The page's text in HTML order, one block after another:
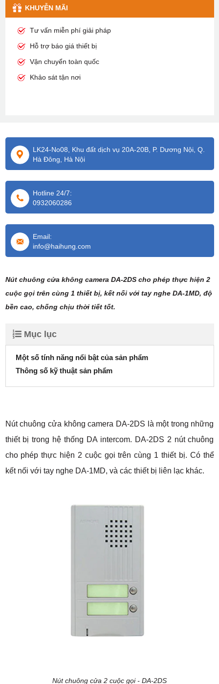
KHUYỄN MÃI
Tư vấn miễn phí giải pháp
Hỗ trợ báo giá thiết bị
Vận chuyển toàn quốc
Khảo sát tận nơi
LK24-No08, Khu đất dịch vụ 20A-20B, P. Dương Nội, Q.
Hà Đông, Hà Nội
Hotline 24/7:
0932060286
Email:
info@haihung.com
Nút chuông cửa không camera DA-2DS cho phép thực hiện 2
cuộc gọi trên cùng 1 thiết bị, kết nối với tay nghe DA-1MD, độ
bền cao, chống chịu thời tiết tốt.
Mục lục
Một số tính năng nổi bật của sản phẩm
Thông số kỹ thuật sản phẩm
Nút chuông cửa không camera DA-2DS là một trong những
thiết bị trong hệ thống DA intercom. DA-2DS 2 nút chuông
cho phép thực hiện 2 cuộc gọi trên cùng 1 thiết bị. Có thể
kết nối với tay nghe DA-1MD, và các thiết bị liên lạc khác.
Nút chuông cửa 2 cuộc gọi - DA-2DS​